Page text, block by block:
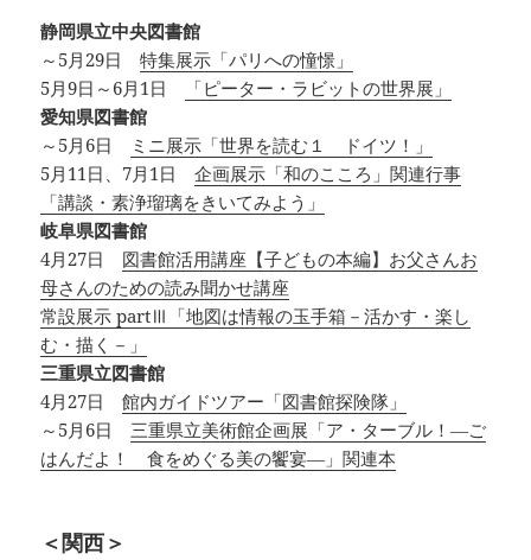
静岡県立中央図書館
～5月29日特集展示「パリへの憧憬」
5月9日～6月1日
「ピーター・ラビットの世界展」
愛知県図書館
～5月6日
ミニ展示「世界を読む１ ドイツ！」
5月11日、7月1日企画展示「和のこころ」関連行事
「講談・素浄瑠璃をきいてみよう」
岐阜県図書館
4月27日 図書館活用講座【子どもの本編】お父さんお
母さんのための読み聞かせ講座
常設展示 partⅢ「地図は情報の玉手箱－活かす・楽し
む・描く－」
三重県立図書館
4月27日館内ガイドツアー「図書館探険隊」
～5月6日 三重県立美術館企画展「ア・ターブル！―ご
はんだよ！ 食をめぐる美の饗宴―」関連本
＜関西＞